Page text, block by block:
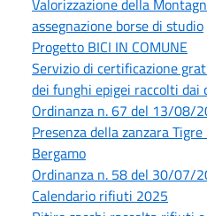
assegnazione borse di studio
Progetto BICI IN COMUNE
Servizio di certificazione
dei funghi epigei raccolti
Ordinanza n. 67 del 13/08/
Presenza della zanzara
Bergamo
Ordinanza n. 58 del 30/07/
Calendario rifiuti 2025